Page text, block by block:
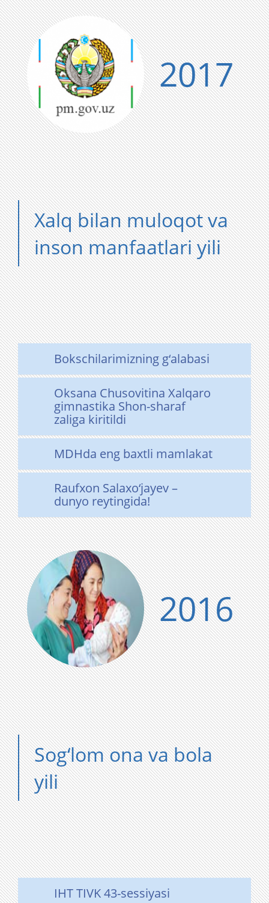
2017
Xalq bilan muloqot va
inson manfaatlari yili
Bokschilarimizning g‘alabasi
Oksana Chusovitina Xalqaro
gimnastika Shon-sharaf
zaliga kiritildi
MDHda eng baxtli mamlakat
Raufxon Salaxo‘jayev –
dunyo reytingida!
2016
Sog‘lom ona va bola
yili
IHT TIVK 43-sessiyasi